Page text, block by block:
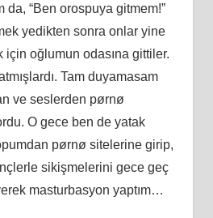
da, “Ben orospuya gitmem!”
yedikten sonra onlar yine
için oğlumun odasına gittiler.
Tam duyamasam
ve seslerden pørnø
O gece ben de yatak
pørnø sitelerine girip,
sikişmelerini gece geç
masturbasyon yaptım…